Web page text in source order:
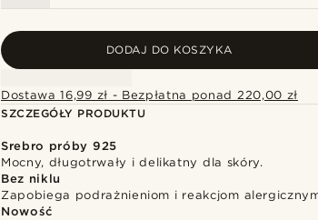
DODAJ DO KOSZYKA
Dostawa 16,99 zł - Bezpłatna ponad 220,00 zł
SZCZEGÓŁY PRODUKTU
Srebro próby 925
Mocny, długotrwały i delikatny dla skóry.
Bez niklu
Zapobiega podrażnieniom i reakcjom
Nowość